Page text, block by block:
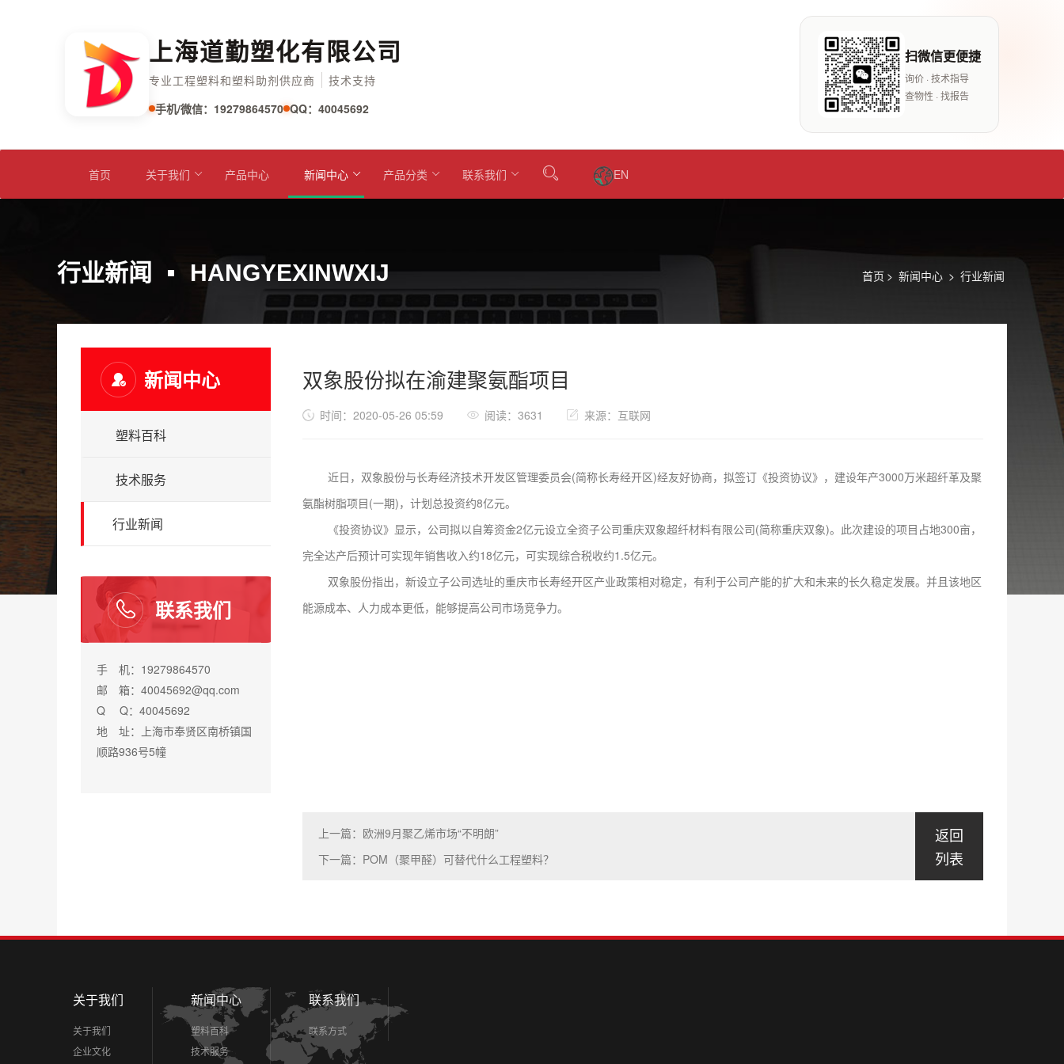
上海道勤塑化有限公司
专业工程塑料和塑料助剂供应商
技术支持
手机/微信：19279864570 QQ：40045692
扫微信更便捷
询价 · 技术指导
查物性 · 找报告
首页 关于我们 产品中心 新闻中心 产品分类 联系我们 EN
行业新闻 HANGYEXINWXIJ 首页 > 新闻中心 > 行业新闻
新闻中心
塑料百科
技术服务
行业新闻
联系我们
手 机：19279864570
邮 箱：40045692@qq.com
Q Q：40045692
地 址：上海市奉贤区南桥镇国
顺路936号5幢
双象股份拟在渝建聚氨酯项目
时间：2020-05-26 05:59 阅读：3631 来源：互联网
近日，双象股份与长寿经济技术开发区管理委员会(简称长寿经开区)经友好协商，拟签订《投资协议》，建设年产3000万米超纤革及聚
氨酯树脂项目(一期)，计划总投资约8亿元。
《投资协议》显示，公司拟以自筹资金2亿元设立全资子公司重庆双象超纤材料有限公司(简称重庆双象)。此次建设的项目占地300亩，
完全达产后预计可实现年销售收入约18亿元，可实现综合税收约1.5亿元。
双象股份指出，新设立子公司选址的重庆市长寿经开区产业政策相对稳定，有利于公司产能的扩大和未来的长久稳定发展。并且该地区
能源成本、人力成本更低，能够提高公司市场竞争力。
上一篇：欧洲9月聚乙烯市场“不明朗” ​
下一篇：POM（聚甲醛）可替代什么工程塑料？
返回
列表
关于我们
关于我们
企业文化
新闻中心
塑料百科
技术服务
联系我们
联系方式